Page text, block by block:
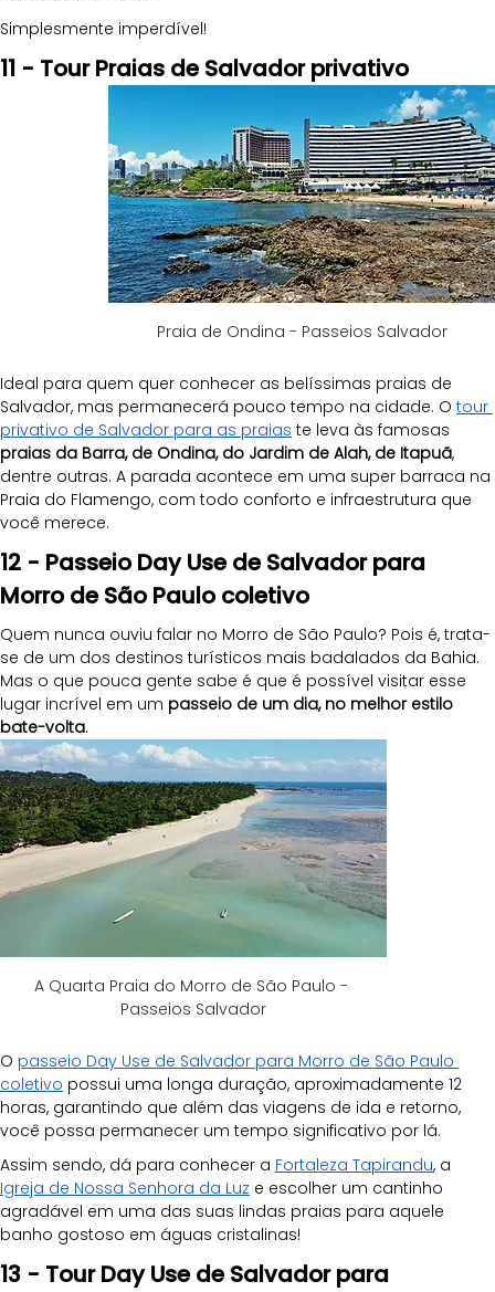
Simplesmente imperdível!
11 - Tour Praias de Salvador privativo
Praia de Ondina - Passeios Salvador
Ideal para quem quer conhecer as belíssimas praias de
Salvador, mas permanecerá pouco tempo na cidade. O tour
privativo de Salvador para as praias te leva às famosas
praias da Barra, de Ondina, do Jardim de Alah, de Itapuã,
dentre outras. A parada acontece em uma super barraca na
Praia do Flamengo, com todo conforto e infraestrutura que
você merece.
12 - Passeio Day Use de Salvador para
Morro de São Paulo coletivo
Quem nunca ouviu falar no Morro de São Paulo? Pois é, trata-
se de um dos destinos turísticos mais badalados da Bahia.
Mas o que pouca gente sabe é que é possível visitar esse
lugar incrível em um passeio de um dia, no melhor estilo
bate-volta.
A Quarta Praia do Morro de São Paulo -
Passeios Salvador
O passeio Day Use de Salvador para Morro de São Paulo
coletivo possui uma longa duração, aproximadamente 12
horas, garantindo que além das viagens de ida e retorno,
você possa permanecer um tempo significativo por lá.
Assim sendo, dá para conhecer a Fortaleza Tapirandu, a
Igreja de Nossa Senhora da Luz e escolher um cantinho
agradável em uma das suas lindas praias para aquele
banho gostoso em águas cristalinas!
13 - Tour Day Use de Salvador para